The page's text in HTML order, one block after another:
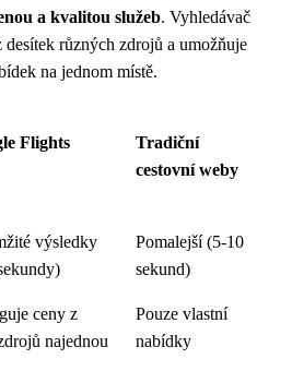
a kvalitou služeb. Vyhledávač
různých zdrojů a umožňuje
na jednom místě.
Flights
Tradiční
cestovní weby
výsledky
Pomalejší (5-10
sekund)
ceny z
najednou
Pouze vlastní
nabídky